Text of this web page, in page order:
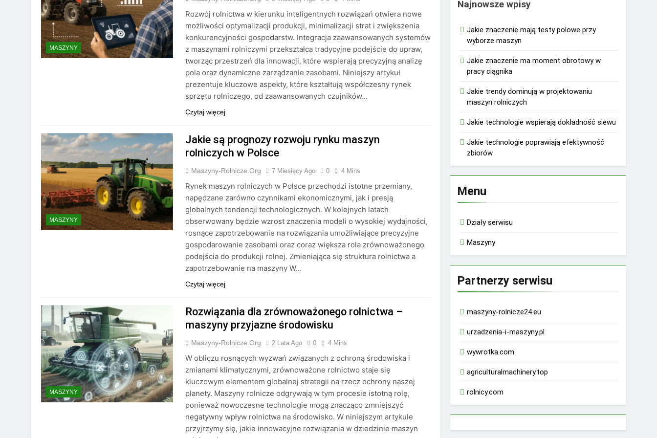
MASZYNY
Rozwój rolnictwa w kierunku inteligentnych rozwiązań otwiera nowe
możliwości optymalizacji produkcji, minimalizacji strat i zwiększenia
konkurencyjności gospodarstw. Integracja zaawansowanych systemów
z maszynami rolniczymi przekształca tradycyjne podejście do upraw,
tworząc przestrzeń dla innowacji, które wspierają precyzyjną analizę
pola oraz dynamiczne zarządzanie zasobami. Niniejszy artykuł
prezentuje kluczowe aspekty, które kształtują współczesny rynek
sprzętu rolniczego, od zaawansowanych czujników…
Czytaj więcej
MASZYNY
Jakie są prognozy rozwoju rynku maszyn
rolniczych w Polsce
Maszyny-Rolnicze.org 7 Miesięcy Ago 0 4 Mins
Rynek maszyn rolniczych w Polsce przechodzi istotne przemiany,
napędzane zarówno czynnikami ekonomicznymi, jak i presją
globalnych tendencji technologicznych. W kolejnych latach
obserwowany będzie wzrost znaczenia modeli o wysokiej wydajności,
rosnące zapotrzebowanie na rozwiązania umożliwiające precyzyjne
gospodarowanie zasobami oraz coraz większa rola zrównoważonego
podejścia do produkcji rolnej. Zmieniająca się struktura rolnictwa a
zapotrzebowanie na maszyny W…
Czytaj więcej
MASZYNY
Rozwiązania dla zrównoważonego rolnictwa –
maszyny przyjazne środowisku
Maszyny-Rolnicze.org 2 Lata Ago 0 4 Mins
W obliczu rosnących wyzwań związanych z ochroną środowiska i
zmianami klimatycznymi, zrównoważone rolnictwo staje się
kluczowym elementem globalnej strategii na rzecz ochrony naszej
planety. Maszyny rolnicze odgrywają w tym procesie istotną rolę,
ponieważ nowoczesne technologie mogą znacząco zmniejszyć
negatywny wpływ rolnictwa na środowisko. W niniejszym artykule
przyjrzymy się, jakie innowacyjne rozwiązania w dziedzinie maszyn
Najnowsze wpisy
Jakie znaczenie mają testy polowe przy
wyborze maszyn
Jakie znaczenie ma moment obrotowy w
pracy ciągnika
Jakie trendy dominują w projektowaniu
maszyn rolniczych
Jakie technologie wspierają dokładność siewu
Jakie technologie poprawiają efektywność
zbiorów
Menu
Działy serwisu
Maszyny
Partnerzy serwisu
maszyny-rolnicze24.eu
urzadzenia-i-maszyny.pl
wywrotka.com
agriculturalmachinery.top
rolnicy.com
rhino 9000 male enhancement pills reviews